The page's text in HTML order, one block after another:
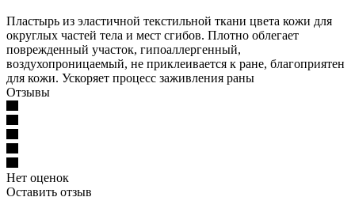
Пластырь из эластичной текстильной ткани цвета кожи для
округлых частей тела и мест сгибов. Плотно облегает
поврежденный участок, гипоаллергенный,
воздухопроницаемый, не приклеивается к ране, благоприятен
для кожи. Ускоряет процесс заживления раны
Отзывы
Нет оценок
Оставить отзыв